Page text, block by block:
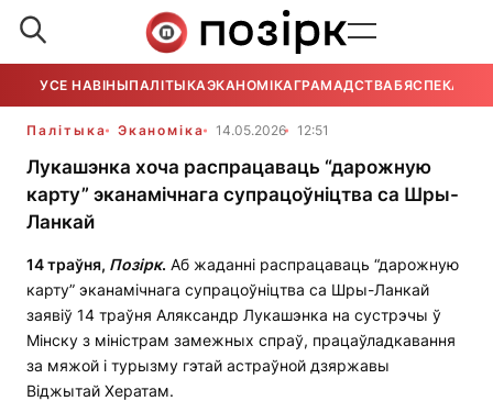
УСЕ НАВІНЫПАЛІТЫКАЭКАНОМІКАГРАМАДСТВАБЯСПЕКА
Палітыка Эканоміка 14.05.2026 12:51
Лукашэнка хоча распрацаваць “дарожную
карту” эканамічнага супрацоўніцтва са Шры-
Ланкай
14 траўня, Позірк. Аб жаданні распрацаваць “дарожную
карту” эканамічнага супрацоўніцтва са Шры-Ланкай
заявіў 14 траўня Аляксандр Лукашэнка на сустрэчы ў
Мінску з міністрам замежных спраў, працаўладкавання
за мяжой і турызму гэтай астраўной дзяржавы
Віджытай Хератам.